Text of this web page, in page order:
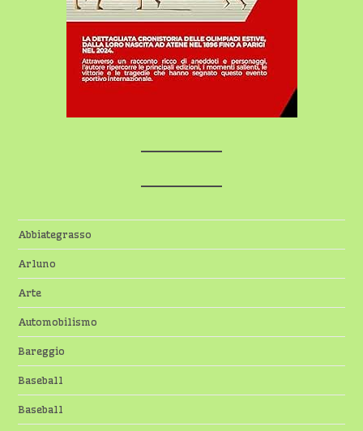
Abbiategrasso
Arluno
Arte
Automobilismo
Bareggio
Baseball
Baseball